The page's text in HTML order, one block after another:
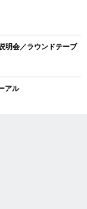
明会／ラウンドテーブ
アル